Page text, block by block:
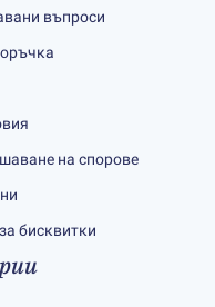
въпроси
на спорове
бисквитки